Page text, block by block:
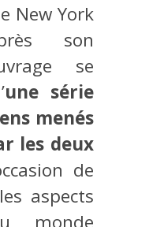
New York
son
se
une série
menés
les deux
de
aspects
monde